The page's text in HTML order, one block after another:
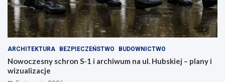
n
m
i
s
t
o
o
s
w
o
e
z
d
ARCHITEKTURA BEZPIECZEŃSTWO BUDOWNICTWO
Nowoczesny schron S-1 i archiwum na ul. Hubskiej – plany i
wizualizacje